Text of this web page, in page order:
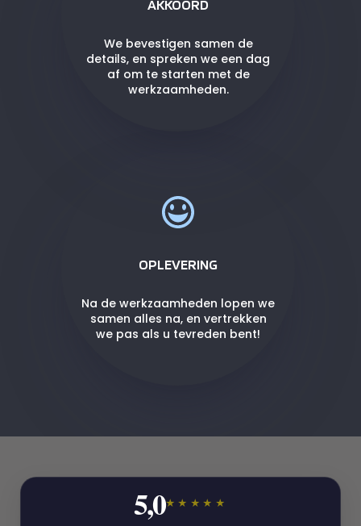
AKKOORD
We bevestigen samen de
details, en spreken we een dag
af om te starten met de
werkzaamheden.
OPLEVERING
Na de werkzaamheden lopen we
samen alles na, en vertrekken
we pas als u tevreden bent!
5,0★★★★★